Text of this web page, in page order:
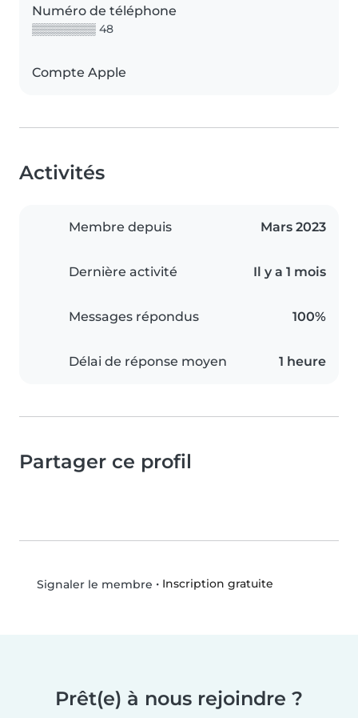
Numéro de téléphone
▒▒▒▒▒▒▒▒ 48
Compte Apple
Activités
Membre depuis Mars 2023
Dernière activité Il y a 1 mois
Messages répondus 100%
Délai de réponse moyen 1 heure
Partager ce profil
Signaler le membre • Inscription gratuite
Prêt(e) à nous rejoindre ?